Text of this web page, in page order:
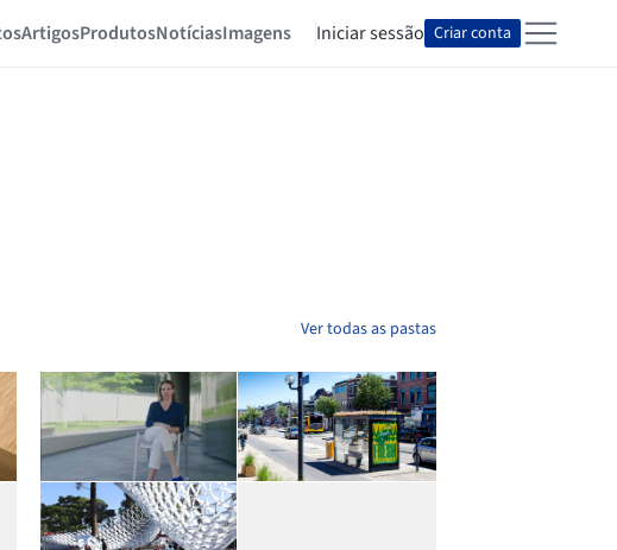
ArtigosProdutosNotíciasImagens Iniciar sessão Criar conta
Ver todas as pastas